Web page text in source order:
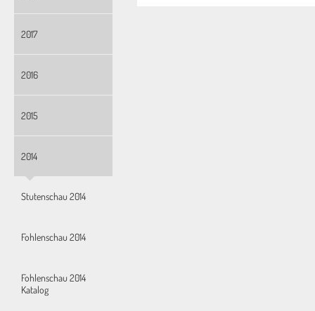
2017
2016
2015
2014
Stutenschau 2014
Fohlenschau 2014
Fohlenschau 2014
Katalog